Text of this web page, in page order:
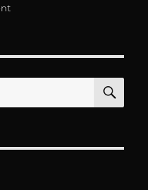
on